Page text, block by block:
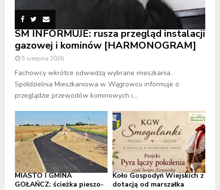
SM INFORMUJE: rusza przegląd instalacji
gazowej i kominów [HARMONOGRAM]
5 sierpnia 2026
Fachowcy wkrótce odwiedzą wybrane mieszkania.
Spółdzielnia Mieszkaniowa w Wągrowcu informuje o
przeglądzie przewodów kominowych i...
MIASTO I GMINA
GOŁAŃCZ: ścieżka pieszo-
Koło Gospodyń Wiejskich z
dotacją od marszałka